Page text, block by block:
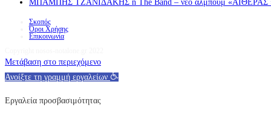
ΜΠΑΜΠΗΣ ΤΖΑΝΙΔΑΚΗΣ n The Band – νέο άλμπουμ «ΑΙΘΕΡΑΣ »
Σκοπός
Όροι Χρήσης
Επικοινωνία
Μετάβαση στο περιεχόμενο
Ανοίξτε τη γραμμή εργαλείων
Εργαλεία προσβασιμότητας